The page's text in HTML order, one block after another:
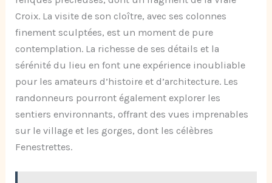
Croix. La visite de son cloître, avec ses colonnes
finement sculptées, est un moment de pure
contemplation. La richesse de ses détails et la
sérénité du lieu en font une expérience inoubliable
pour les amateurs d’histoire et d’architecture. Les
randonneurs pourront également explorer les
sentiers environnants, offrant des vues imprenables
sur le village et les gorges, dont les célèbres
Fenestrettes.